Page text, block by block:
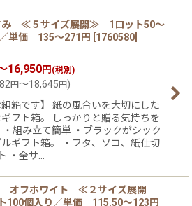
≪５サイズ展開≫ 1ロット50〜
単価 135〜271円
1760580
16,950円 (税別)
円 ～18,645 円 )
組箱です】 紙の風合いを大切にした
フト箱。 しっかりと贈る気持ちを
・組み立て簡単 ・ブラックがシック
ギフト箱。 ・フタ、ソコ、紙仕切
・全サ…
オフホワイト ≪２サイズ展開
個入り／単価 115.50〜123円